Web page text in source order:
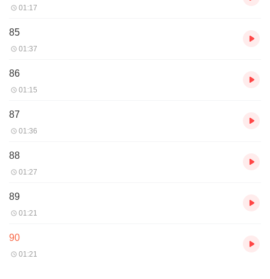
01:17
85
01:37
86
01:15
87
01:36
88
01:27
89
01:21
90
01:21